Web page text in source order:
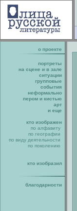
о проекте
портреты
на сцене и в зале
ситуации
групповые
события
неформально
пером и кистью
арт
и еще
кто изображен
по алфавиту
по географии
по виду деятельности
по поколению
кто изобразил
благодарности